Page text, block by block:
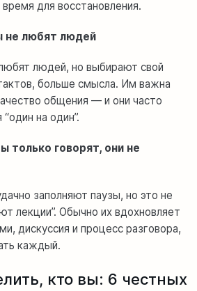
для восстановления.
не любят людей
людей, но выбирают свой
больше смысла. Им важна
общения — и они часто
на один”.
только говорят, они не
заполняют паузы, но это не
лекции”. Обычно их вдохновляет
дискуссия и процесс разговора,
каждый.
кто вы: 6 честных